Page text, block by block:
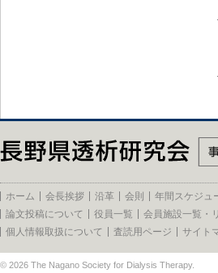
ホーム 会長挨拶 沿革 会則 年間スケジュ
論文投稿について
役員一覧 会員施設一覧・
個人情報取扱について
査読用ページ サイト
© 2026 The Nagano Society for Dialysis Therapy.